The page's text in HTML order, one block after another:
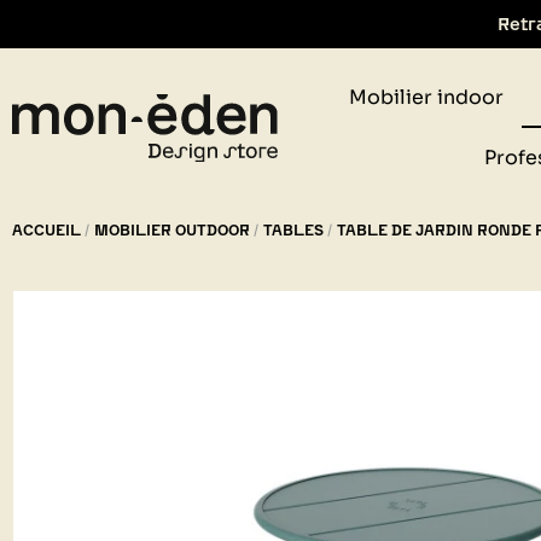
Mobilier indoor
ACCUEIL MOBILIER OUTDOOR TABLES TABLE DE JARDIN RONDE